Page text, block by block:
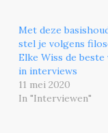
Met deze
stel je volgens
Elke Wiss de beste
in interviews
11 mei 2020
In "Interviewen"